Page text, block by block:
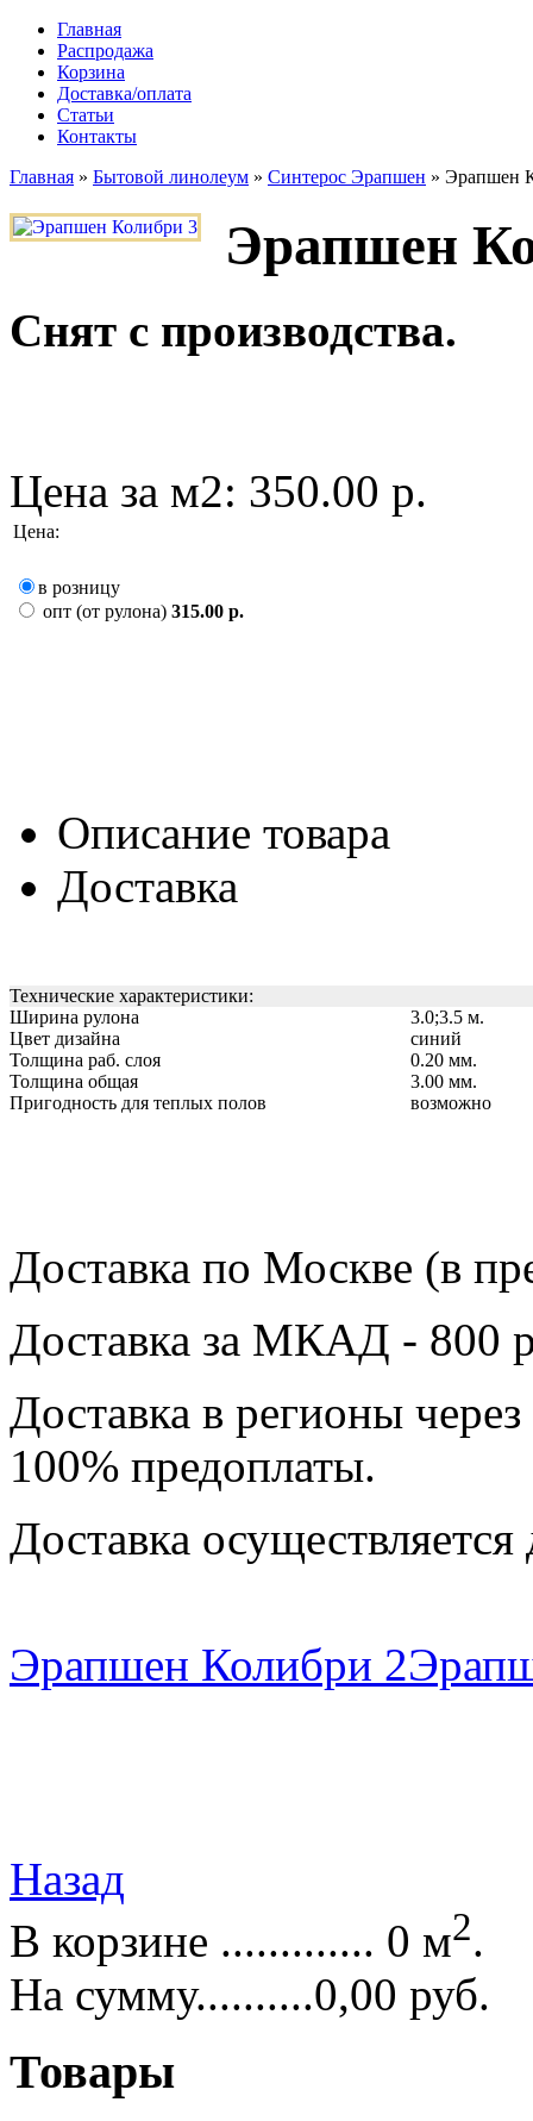
Главная
Распродажа
Корзина
Доставка/оплата
Статьи
Контакты
Главная » Бытовой линолеум » Синтерос Эрапшен » Эрапшен
Эрапшен
Снят с производства.
Цена за м2: 350.00 р.
Цена:
в розницу
опт (от рулона) 315.00 р.
Описание товара
Доставка
Технические характеристики:
Ширина рулона
3.0;3.5 м.
Цвет дизайна
синий
Толщина раб. слоя
0.20 мм.
Толщина общая
3.00 мм.
Пригодность для теплых полов
возможно
Доставка по Москве (в
Доставка за МКАД - 800
Доставка в регионы
100% предоплаты.
Доставка осуществляется
Эрапшен Колибри 2
Назад
В корзине ............. 0 м2.
На сумму..........0,00 руб.
Товары